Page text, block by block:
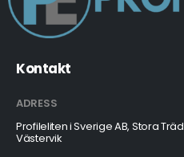
Kontakt
ADRESS
Profileliten i Sverige AB, Stora
Västervik